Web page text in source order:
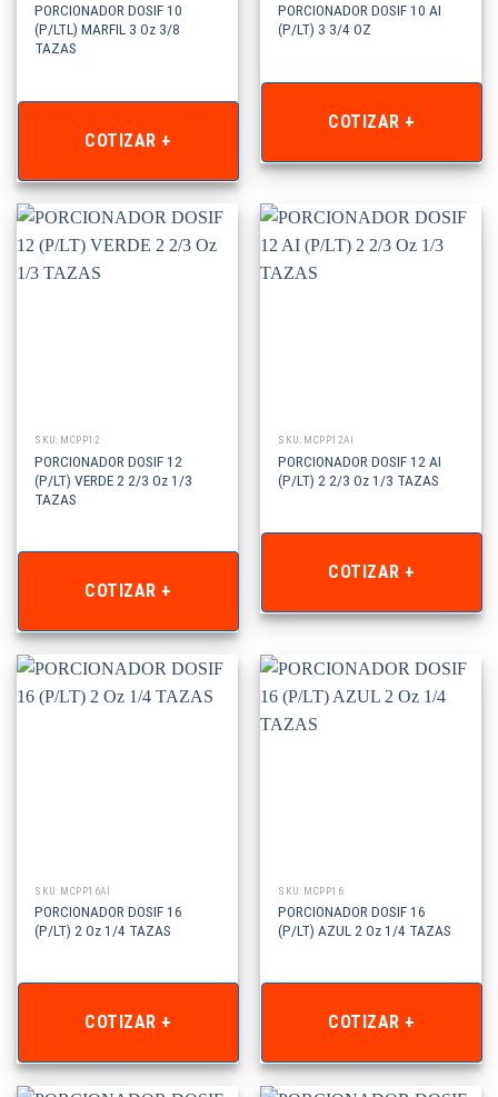
PORCIONADOR DOSIF 10
(P/LTL) MARFIL 3 Oz 3/8
TAZAS
COTIZAR +
PORCIONADOR DOSIF 10 AI
(P/LT) 3 3/4 OZ
COTIZAR +
SKU: MCPP12
PORCIONADOR DOSIF 12
(P/LT) VERDE 2 2/3 Oz 1/3
TAZAS
COTIZAR +
SKU: MCPP12AI
PORCIONADOR DOSIF 12 AI
(P/LT) 2 2/3 Oz 1/3 TAZAS
COTIZAR +
SKU: MCPP16AI
PORCIONADOR DOSIF 16
(P/LT) 2 Oz 1/4 TAZAS
COTIZAR +
SKU: MCPP16
PORCIONADOR DOSIF 16
(P/LT) AZUL 2 Oz 1/4 TAZAS
COTIZAR +